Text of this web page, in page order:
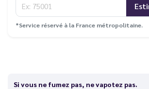
*Service réservé à la France métropolitaine.
Si vous ne fumez pas, ne vapotez pas.